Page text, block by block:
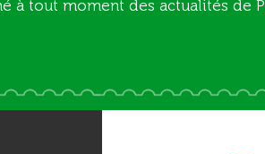
à tout moment des actualités de